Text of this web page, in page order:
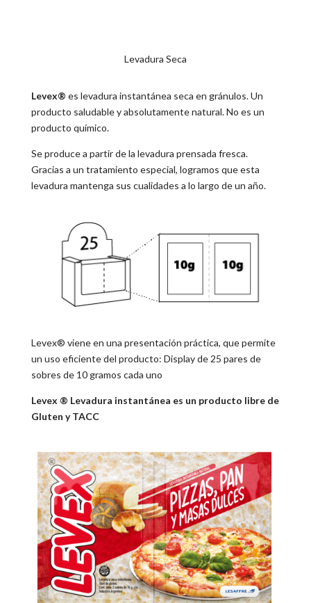
Levadura Seca
Levex® es levadura instantánea seca en gránulos. Un
producto saludable y absolutamente natural. No es un
producto químico.
Se produce a partir de la levadura prensada fresca.
Gracias a un tratamiento especial, logramos que esta
levadura mantenga sus cualidades a lo largo de un año.
Levex® viene en una presentación práctica, que permite
un uso eficiente del producto: Display de 25 pares de
sobres de 10 gramos cada uno
Levex ® Levadura instantánea es un producto libre de
Gluten y TACC